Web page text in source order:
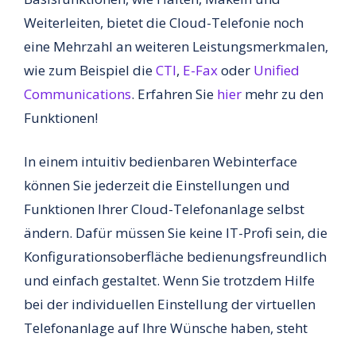
Weiterleiten, bietet die Cloud-Telefonie noch
eine Mehrzahl an weiteren Leistungsmerkmalen,
wie zum Beispiel dieCTI, E-Faxoder Unified
Communications. Erfahren Sie hier mehr zu den
Funktionen!
In einem intuitiv bedienbaren Webinterface
können Sie jederzeit die Einstellungen und
Funktionen Ihrer Cloud-Telefonanlage selbst
ändern. Dafür müssen Sie keine IT-Profi sein, die
Konfigurationsoberfläche bedienungsfreundlich
und einfach gestaltet. Wenn Sie trotzdem Hilfe
bei der individuellen Einstellung der virtuellen
Telefonanlage auf Ihre Wünsche haben, steht